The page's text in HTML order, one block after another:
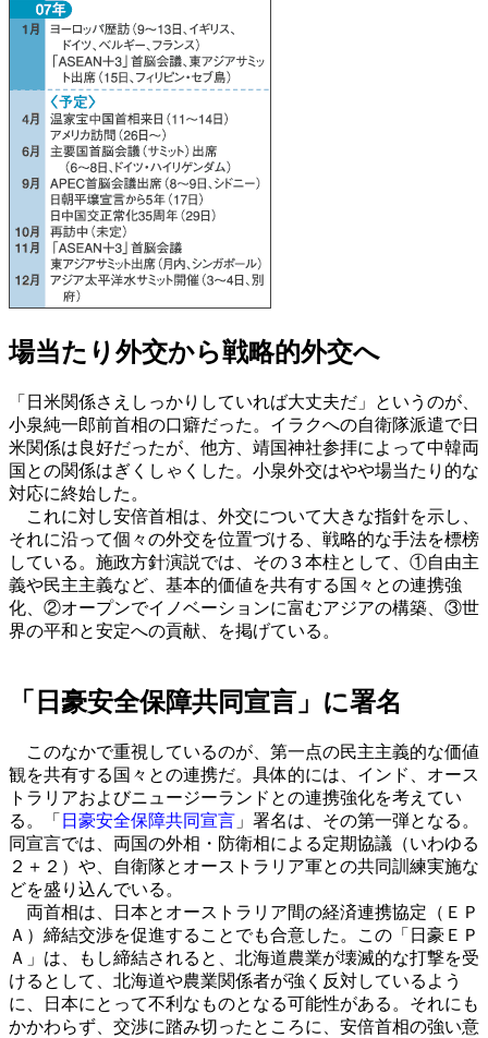
場当たり外交から戦略的外交へ
「日米関係さえしっかりしていれば大丈夫だ」というのが、
小泉純一郎前首相の口癖だった。イラクへの自衛隊派遣で日
米関係は良好だったが、他方、靖国神社参拝によって中韓両
国との関係はぎくしゃくした。小泉外交はやや場当たり的な
対応に終始した。
これに対し安倍首相は、外交について大きな指針を示し、
それに沿って個々の外交を位置づける、戦略的な手法を標榜
している。施政方針演説では、その３本柱として、①自由主
義や民主主義など、基本的価値を共有する国々との連携強
化、②オープンでイノベーションに富むアジアの構築、③世
界の平和と安定への貢献、を掲げている。
「日豪安全保障共同宣言」に署名
このなかで重視しているのが、第一点の民主主義的な価値
観を共有する国々との連携だ。具体的には、インド、オース
トラリアおよびニュージーランドとの連携強化を考えてい
る。「 日豪安全保障共同宣言 」署名は、その第一弾となる。
同宣言では、両国の外相・防衛相による定期協議（いわゆる
２＋２）や、自衛隊とオーストラリア軍との共同訓練実施な
どを盛り込んでいる。
両首相は、日本とオーストラリア間の経済連携協定（ＥＰ
Ａ）締結交渉を促進することでも合意した。この「日豪ＥＰ
Ａ」は、もし締結されると、北海道農業が壊滅的な打撃を受
けるとして、北海道や農業関係者が強く反対しているよう
に、日本にとって不利なものとなる可能性がある。それにも
かかわらず、交渉に踏み切ったところに、安倍首相の強い意